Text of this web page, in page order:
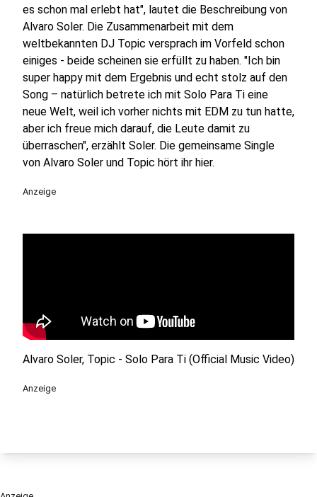
es schon mal erlebt hat", lautet die Beschreibung von
Alvaro Soler. Die Zusammenarbeit mit dem
weltbekannten DJ Topic versprach im Vorfeld schon
einiges - beide scheinen sie erfüllt zu haben. "Ich bin
super happy mit dem Ergebnis und echt stolz auf den
Song – natürlich betrete ich mit Solo Para Ti eine
neue Welt, weil ich vorher nichts mit EDM zu tun hatte,
aber ich freue mich darauf, die Leute damit zu
überraschen", erzählt Soler. Die gemeinsame Single
von Alvaro Soler und Topic hört ihr hier.
Anzeige
Alvaro Soler, Topic - Solo Para Ti (Official Music Video)
Anzeige